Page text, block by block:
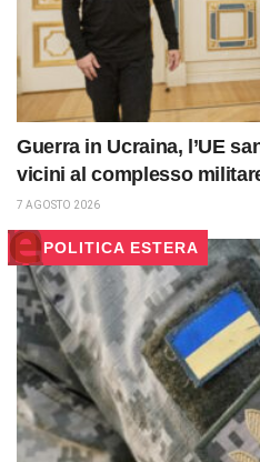
Guerra in Ucraina, l’UE
vicini al complesso
7 AGOSTO 2026
POLITICA ESTERA